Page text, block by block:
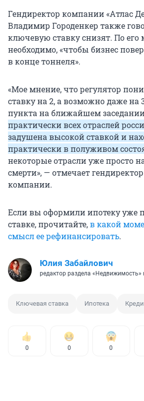
Гендиректор компании «Атлас
Владимир Городенкер также
ключевую ставку снизят. По его
необходимо, «чтобы бизнес
в конце тоннеля».
«Мое мнение, что регулятор
ставку на 2, а возможно даже на
пункта на ближайшем
практически всех отраслей
задушена высокой ставкой и
практически в полуживом
некоторые отрасли уже просто
смерти», — отмечает
компании.
Если вы оформили ипотеку уже
ставке, прочитайте,в какой
смысл ее рефинансировать.
Юлия Забайлович
редактор раздела «Недвижимость»
Ключевая ставка Ипотека
0 0 0